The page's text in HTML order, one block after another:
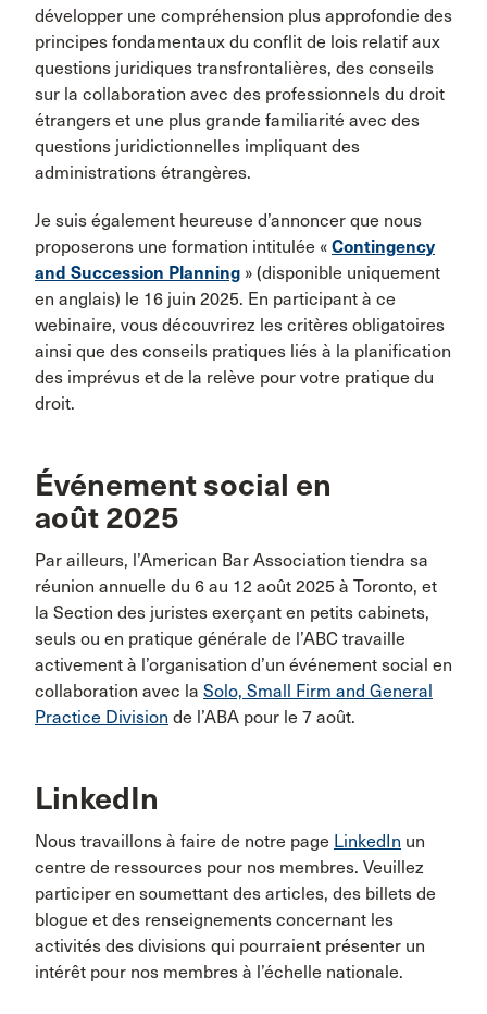
développer une compréhension plus approfondie des
principes fondamentaux du conflit de lois relatif aux
questions juridiques transfrontalières, des conseils
sur la collaboration avec des professionnels du droit
étrangers et une plus grande familiarité avec des
questions juridictionnelles impliquant des
administrations étrangères.
Je suis également heureuse d’annoncer que nous
proposerons une formation intitulée « Contingency
and Succession Planning » (disponible uniquement
en anglais) le 16 juin 2025. En participant à ce
webinaire, vous découvrirez les critères obligatoires
ainsi que des conseils pratiques liés à la planification
des imprévus et de la relève pour votre pratique du
droit.
Événement social en
août 2025
Par ailleurs, l’American Bar Association tiendra sa
réunion annuelle du 6 au 12 août 2025 à Toronto, et
la Section des juristes exerçant en petits cabinets,
seuls ou en pratique générale de l’ABC travaille
activement à l’organisation d’un événement social en
collaboration avec la Solo, Small Firm and General
Practice Division de l’ABA pour le 7 août.
LinkedIn
Nous travaillons à faire de notre page LinkedIn un
centre de ressources pour nos membres. Veuillez
participer en soumettant des articles, des billets de
blogue et des renseignements concernant les
activités des divisions qui pourraient présenter un
intérêt pour nos membres à l’échelle nationale.